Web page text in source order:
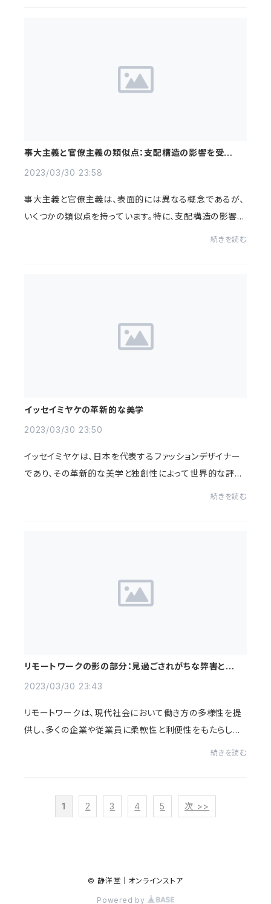
事大主義と官僚主義の類似点：支配構造の影響を受ける
2023/03/30 23:58
事大主義と官僚主義は、表面的には異なる概念であるが、
いくつかの類似点を持っています。特に、支配構造の影響を
続きを読む
イッセイミヤケの革新的な美学
2023/03/30 23:50
イッセイミヤケは、日本を代表するファッションデザイナー
であり、その革新的な美学と独創性によって世界的な評価
続きを読む
リモートワークの影の部分：見過ごされがちな弊害とその
2023/03/30 23:43
リモートワークは、現代社会において働き方の多様性を提
供し、多くの企業や従業員に柔軟性と利便性をもたらして
続きを読む
1 2 3 4 5 次 >>
© 静洋堂｜オンラインストア
Powered by